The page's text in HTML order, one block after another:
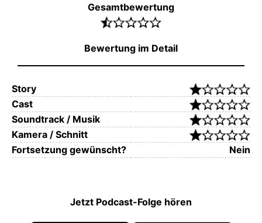
Gesamtbewertung
Bewertung im Detail
Story
Cast
Soundtrack / Musik
Kamera / Schnitt
Fortsetzung gewünscht?
Nein
Jetzt Podcast-Folge hören